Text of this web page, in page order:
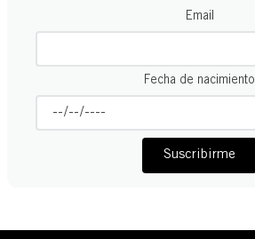
Email
Fecha de nacimiento
Suscribirme